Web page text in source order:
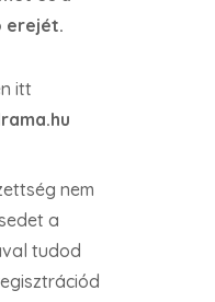
erejét.
itt
nem
a
tudod